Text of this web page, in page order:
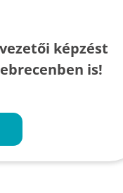
képzést
is!